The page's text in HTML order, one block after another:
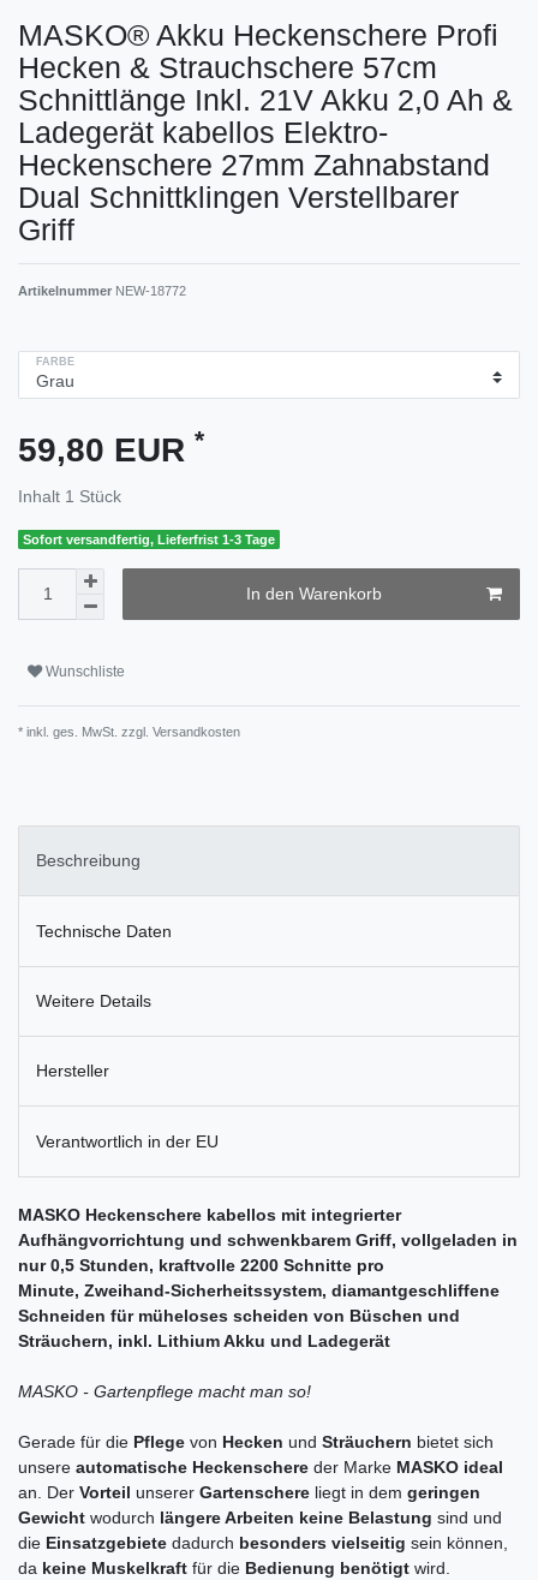
MASKO® Akku Heckenschere Profi
Hecken & Strauchschere 57cm
Schnittlänge Inkl. 21V Akku 2,0 Ah &
Ladegerät kabellos Elektro-
Heckenschere 27mm Zahnabstand
Dual Schnittklingen Verstellbarer
Griff
Artikelnummer NEW-18772
FARBE
59,80 EUR *
Inhalt 1 Stück
Sofort versandfertig, Lieferfrist 1-3 Tage
In den Warenkorb
Wunschliste
* inkl. ges. MwSt. zzgl. Versandkosten
Beschreibung
Technische Daten
Weitere Details
Hersteller
Verantwortlich in der EU
MASKO Heckenschere kabellos mit integrierter
Aufhängvorrichtung und schwenkbarem Griff, vollgeladen in
nur 0,5 Stunden, kraftvolle 2200 Schnitte pro
Minute, Zweihand-Sicherheitssystem, diamantgeschliffene
Schneiden für müheloses scheiden von Büschen und
Sträuchern, inkl. Lithium Akku und Ladegerät
MASKO - Gartenpflege macht man so!
Gerade für die Pflege von Hecken und Sträuchern bietet sich
unsere automatische Heckenschere der Marke MASKO ideal
an. Der Vorteil unserer Gartenschere liegt in dem geringen
Gewicht wodurch längere Arbeiten keine Belastung sind und
die Einsatzgebiete dadurch besonders vielseitig sein können,
da keine Muskelkraft für die Bedienung benötigt wird.